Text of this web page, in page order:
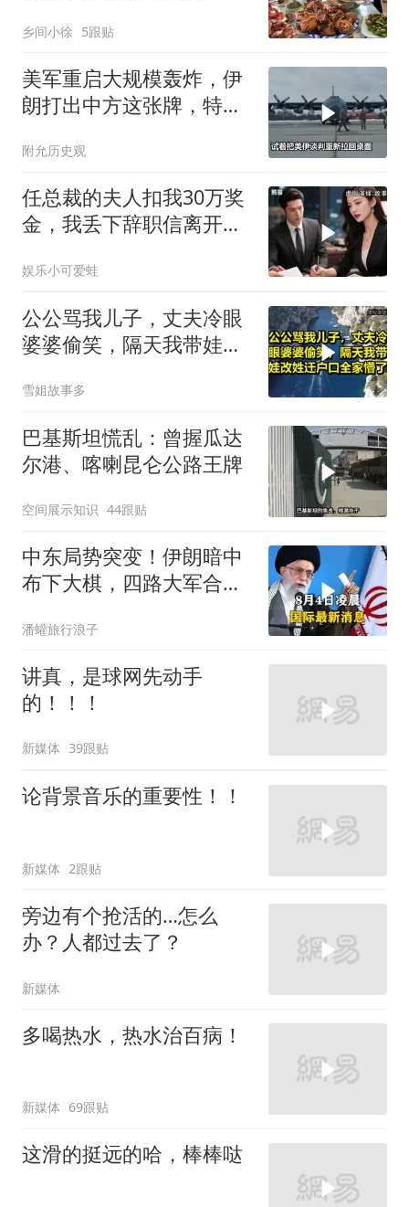
乡间小徐 5跟贴
美军重启大规模轰炸，伊
朗打出中方这张牌，特朗
附允历史观
任总裁的夫人扣我30万奖
金，我丢下辞职信离开，
你签约
娱乐小可爱蛙
公公骂我儿子，丈夫冷眼
婆婆偷笑，隔天我带娃改
雪姐故事多
巴基斯坦慌乱：曾握瓜达
尔港、喀喇昆仑公路王牌
空间展示知识 44跟贴
中东局势突变！伊朗暗中
布下大棋，四路大军合
潘蠸旅行浪子
讲真，是球网先动手
的！！！
新媒体 39跟贴
论背景音乐的重要性！！
新媒体 2跟贴
旁边有个抢活的…怎么
办？人都过去了？
新媒体
多喝热水，热水治百病！
新媒体 69跟贴
这滑的挺远的哈，棒棒哒